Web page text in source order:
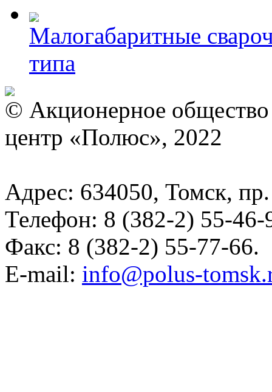
Малогабаритные
типа
© Акционерное
центр «Полюс», 2022
Адрес: 634050, Томск,
Телефон: 8 (382-2) 55-
Факс: 8 (382-2) 55-77-66.
E-mail: info@polus-